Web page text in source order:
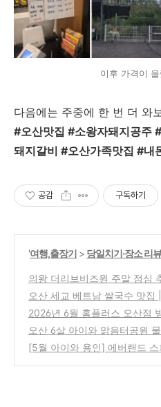
이후 가격이
다음에는 주중에 한 번 더 와
#오산맛집 #소왕자돼지공주
돼지갈비 #오산가족맛집 #내
공감 구독하기
'여행,출장기 > 당일치기·장소 리뷰
의왕 더리브비즈원 주말 점심
의왕삼동점
(0)
오산 세교 베트남 쌀국수 맛집
점 가족 방문 후기 (3번째 방문)
2026년 6월 홈플러스 오산점
중인 홈플러스 최신 근황
(0)
오산 6살 아이와 맑음터공원
026년 조기개장 + 주차·운영
[5월 아이와 용인] 에버랜드 스